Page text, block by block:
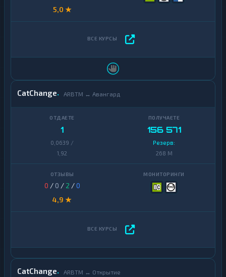
5,0 ★
CatChange ARBTM ↔ Авангард
1
0,0639 /
1,92
156 571
Резерв:
268 M
0 / 0 / 2 /0
4,9 ★
CatChange ARBTM ↔ Открытие